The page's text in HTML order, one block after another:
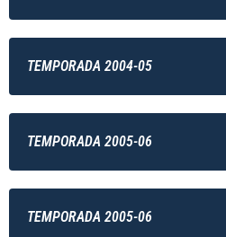
TEMPORADA 2004-05
TEMPORADA 2005-06
TEMPORADA 2005-06